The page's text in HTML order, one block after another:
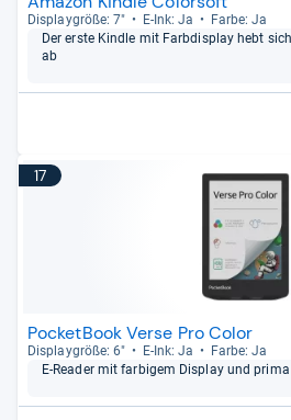
Dis­play­größe: 7" E-​Ink: Ja
Farbe: Ja
Der erste Kindle mit Farb­dis­play hebt
ab
17
PocketBook Verse Pro Color
Dis­play­größe: 6" E-​Ink: Ja
Farbe: Ja
E-​Rea­der mit far­bi­gem Dis­play und